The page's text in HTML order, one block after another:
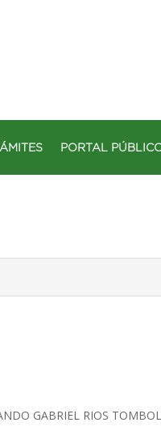
PORTAL
GABRIEL RIOS